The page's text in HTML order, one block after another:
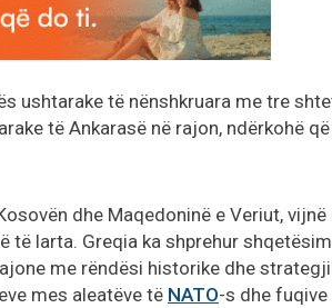
ushtarake të nënshkruara me tre
të Ankarasë në rajon, ndërkohë
dhe Maqedoninë e Veriut, vijnë
të larta. Greqia ka shprehur
me rëndësi historike dhe
mes aleatëve të NATO-s dhe fuqive